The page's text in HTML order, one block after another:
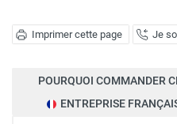
Imprimer cette page Je
POURQUOI COMMANDER
ENTREPRISE